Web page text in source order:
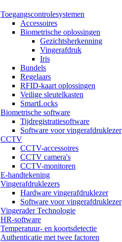
Toegangscontrolesystemen
Accessoires
Biometrische oplossingen
Gezichtsherkenning
Vingerafdruk
Iris
Bundels
Regelaars
RFID-kaart oplossingen
Veilige sleutelkasten
SmartLocks
Biometrische software
Tijdregistratiesoftware
Software voor vingerafdruklezer
CCTV
CCTV-accessoires
CCTV camera's
CCTV-monitoren
E-handtekening
Vingerafdruklezers
Hardware vingerafdruklezer
Software voor vingerafdruklezer
Vingerader Technologie
HR-software
Temperatuur- en koortsdetectie
Authenticatie met twee factoren